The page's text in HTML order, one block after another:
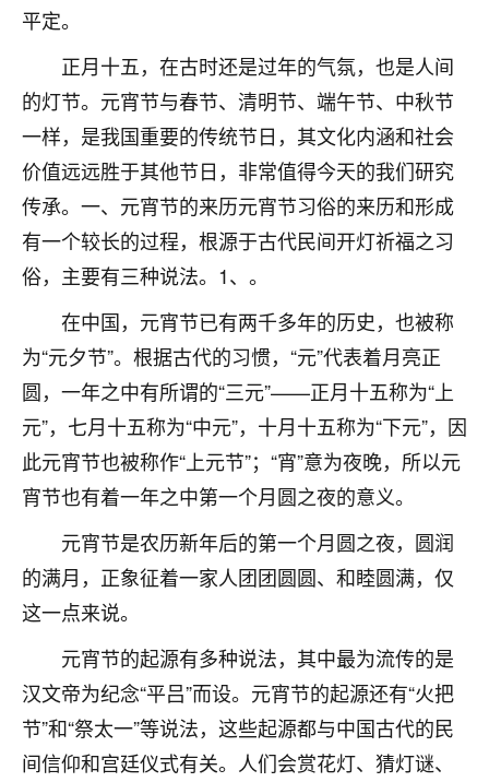
平定。
正月十五，在古时还是过年的气氛，也是人间
的灯节。元宵节与春节、清明节、端午节、中秋节
一样，是我国重要的传统节日，其文化内涵和社会
价值远远胜于其他节日，非常值得今天的我们研究
传承。一、元宵节的来历元宵节习俗的来历和形成
有一个较长的过程，根源于古代民间开灯祈福之习
俗，主要有三种说法。1、。
在中国，元宵节已有两千多年的历史，也被称
为“元夕节”。根据古代的习惯，“元”代表着月亮正
圆，一年之中有所谓的“三元”——正月十五称为“上
元”，七月十五称为“中元”，十月十五称为“下元”，因
此元宵节也被称作“上元节”；“宵”意为夜晚，所以元
宵节也有着一年之中第一个月圆之夜的意义。
元宵节是农历新年后的第一个月圆之夜，圆润
的满月，正象征着一家人团团圆圆、和睦圆满，仅
这一点来说。
元宵节的起源有多种说法，其中最为流传的是
汉文帝为纪念“平吕”而设。元宵节的起源还有“火把
节”和“祭太一”等说法，这些起源都与中国古代的民
间信仰和宫廷仪式有关。人们会赏花灯、猜灯谜、
12小时前 来自北京 32
心心相印
我身体不太好，总是病病殃殃的，去检查又没什么大
问题，反正就是不舒服。中医西医看遍了，找不到问
题，后来无意中看到有人推荐慧来老师，跟老师聊过
之后，心情豁然开朗，也听老师建议，处理了一些因
果问题。今年以来，身体比以前好多，主要是心情好
了，老师说境随心转，现在深有体会了。
鹿森：是的，其实跟老师聊过之后，最大的感
触，首先就是心态会变好，万般皆是命，半点
不由人！
1天前 来自四川 9
金白水清
我也想找老师看看，有没有人给个联系方式的啊？
鹿森：慧来老师微信：gjsy0624
1天前 来自江西
青春168
我也想要，我也想要！
2天前 来自山西 15
Jessica李